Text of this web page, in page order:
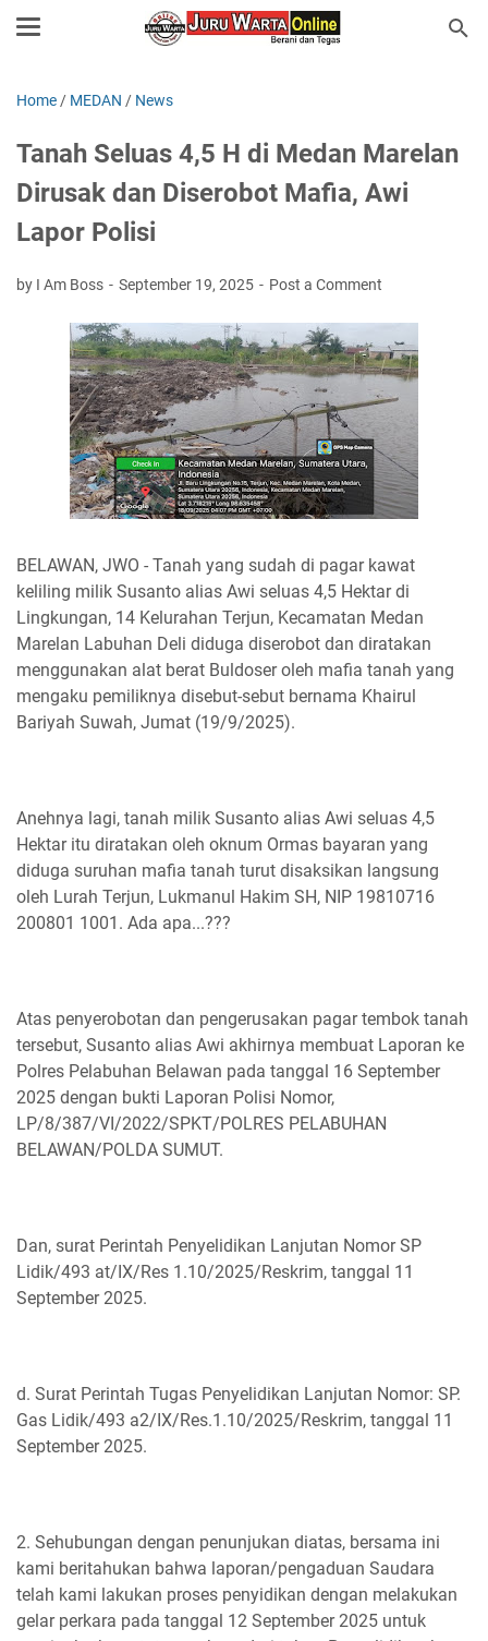
Home / MEDAN / News
Tanah Seluas 4,5 H di Medan Marelan
Dirusak dan Diserobot Mafia, Awi
Lapor Polisi
by I Am Boss September 19, 2025 Post a Comment
BELAWAN, JWO - Tanah yang sudah di pagar kawat
keliling milik Susanto alias Awi seluas 4,5 Hektar di
Lingkungan, 14 Kelurahan Terjun, Kecamatan Medan
Marelan Labuhan Deli diduga diserobot dan diratakan
menggunakan alat berat Buldoser oleh mafia tanah yang
mengaku pemiliknya disebut-sebut bernama Khairul
Bariyah Suwah, Jumat (19/9/2025).
Anehnya lagi, tanah milik Susanto alias Awi seluas 4,5
Hektar itu diratakan oleh oknum Ormas bayaran yang
diduga suruhan mafia tanah turut disaksikan langsung
oleh Lurah Terjun, Lukmanul Hakim SH, NIP 19810716
200801 1001. Ada apa...???
Atas penyerobotan dan pengerusakan pagar tembok tanah
tersebut, Susanto alias Awi akhirnya membuat Laporan ke
Polres Pelabuhan Belawan pada tanggal 16 September
2025 dengan bukti Laporan Polisi Nomor,
LP/8/387/VI/2022/SPKT/POLRES PELABUHAN
BELAWAN/POLDA SUMUT.
Dan, surat Perintah Penyelidikan Lanjutan Nomor SP
Lidik/493 at/IX/Res 1.10/2025/Reskrim, tanggal 11
September 2025.
d. Surat Perintah Tugas Penyelidikan Lanjutan Nomor: SP.
Gas Lidik/493 a2/IX/Res.1.10/2025/Reskrim, tanggal 11
September 2025.
2. Sehubungan dengan penunjukan diatas, bersama ini
kami beritahukan bahwa laporan/pengaduan Saudara
telah kami lakukan proses penyidikan dengan melakukan
gelar perkara pada tanggal 12 September 2025 untuk